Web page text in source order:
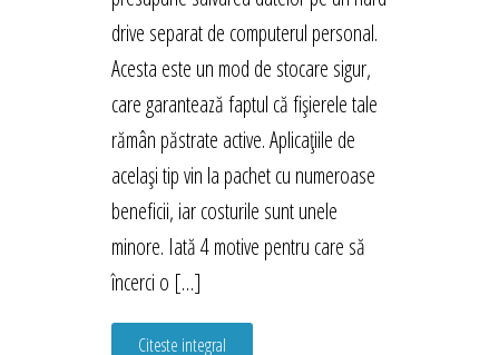
drive separat de computerul personal.
Acesta este un mod de stocare sigur,
care garantează faptul că fișierele tale
rămân păstrate active. Aplicațiile de
același tip vin la pachet cu numeroase
beneficii, iar costurile sunt unele
minore. Iată 4 motive pentru care să
încerci o […]
Citeste integral